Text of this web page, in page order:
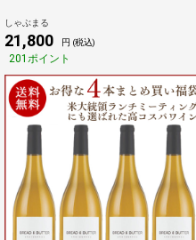
赤字の肉袋 人気のお肉ばかりの
豪華セット 福袋 しゃぶまる
しゃぶまる
21,800 円 (税込)
201ポイント